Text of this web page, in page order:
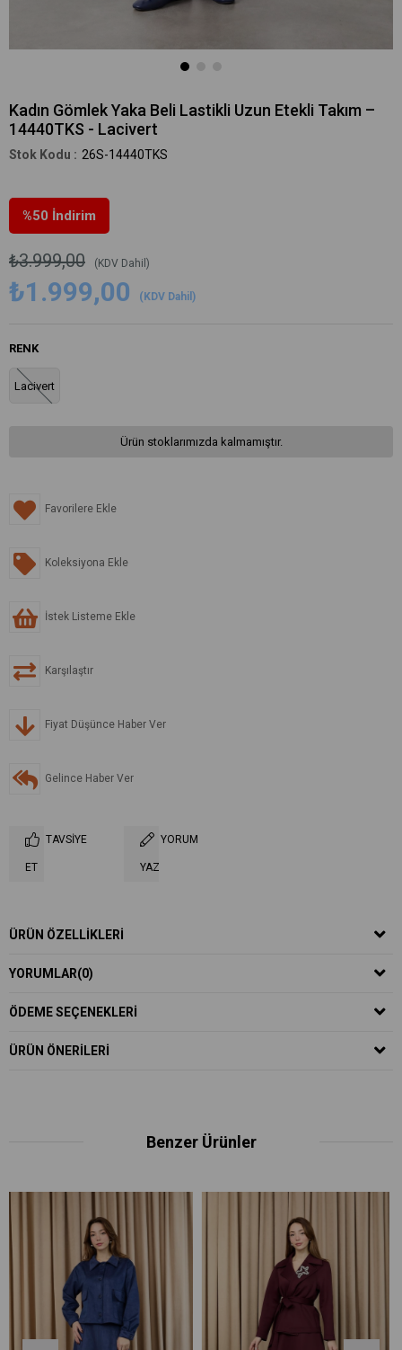
Kadın Gömlek Yaka Beli Lastikli Uzun Etekli Takım –
14440TKS - Lacivert
26S-14440TKS
%50 İndirim
₺3.999,00 (KDV Dahil)
₺1.999,00 (KDV Dahil)
RENK
Lacivert
Ürün stoklarımızda kalmamıştır.
Favorilere Ekle
Koleksiyona Ekle
İstek Listeme Ekle
Karşılaştır
Fiyat Düşünce Haber Ver
Gelince Haber Ver
TAVSIYE
ET
YORUM
YAZ
ÜRÜN ÖZELLIKLERI
YORUMLAR(0)
ÖDEME SEÇENEKLERI
ÜRÜN ÖNERILERI
Benzer Ürünler